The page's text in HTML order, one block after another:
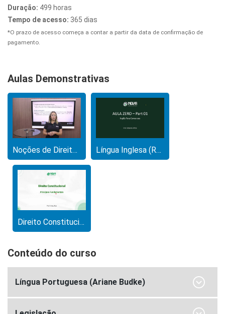
Duração: 499 horas
Tempo de acesso: 365 dias
*O prazo de acesso começa a contar a partir da data de confirmação de
pagamento.
Aulas Demonstrativas
Noções de Direitos Humanos (Camila Cury) Língua Inglesa (Roberto Witte)
Direito Constitucional (Irineu Ruiz)
Conteúdo do curso
Língua Portuguesa (Ariane Budke)